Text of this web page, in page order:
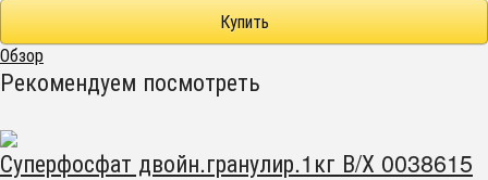
Обзор
Рекомендуем посмотреть
Суперфосфат двойн.гранулир.1кг В/Х 0038615